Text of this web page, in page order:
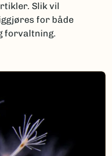
Slik vil
for både
forvaltning.